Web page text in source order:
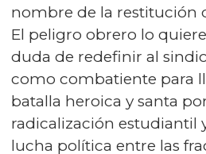
nombre de la restitución
El peligro obrero lo
duda de redefinir al
como combatiente para
batalla heroica y santa
radicalización estudiantil
lucha política entre las